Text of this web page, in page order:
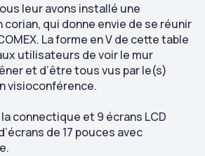
leur avons installé une
qui donne envie de se réunir
La forme en V de cette table
utilisateurs de voir le mur
et d’être tous vus par le(s)
visioconférence.
connectique et 9 écrans LCD
de 17 pouces avec